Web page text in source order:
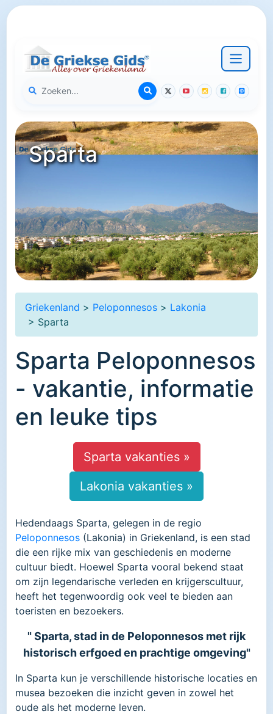
Sparta
Griekenland > Peloponnesos > Lakonia
> Sparta
Sparta Peloponnesos
- vakantie, informatie
en leuke tips
Sparta vakanties »
Lakonia vakanties »
Hedendaags Sparta, gelegen in de regio
Peloponnesos (Lakonia) in Griekenland, is een stad
die een rijke mix van geschiedenis en moderne
cultuur biedt. Hoewel Sparta vooral bekend staat
om zijn legendarische verleden en krijgerscultuur,
heeft het tegenwoordig ook veel te bieden aan
toeristen en bezoekers.
" Sparta, stad in de Peloponnesos met rijk
historisch erfgoed en prachtige omgeving"
In Sparta kun je verschillende historische locaties en
musea bezoeken die inzicht geven in zowel het
oude als het moderne leven.